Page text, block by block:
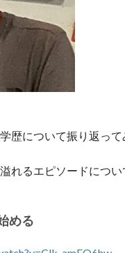
歴について振り返って
れるエピソードについ
める